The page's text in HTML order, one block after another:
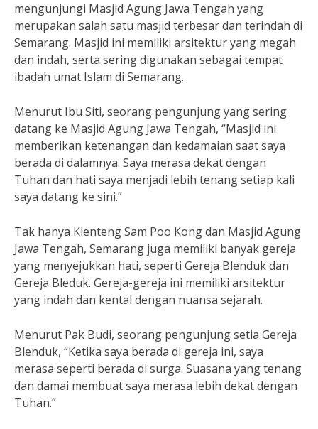
mengunjungi Masjid Agung Jawa Tengah yang
merupakan salah satu masjid terbesar dan terindah di
Semarang. Masjid ini memiliki arsitektur yang megah
dan indah, serta sering digunakan sebagai tempat
ibadah umat Islam di Semarang.
Menurut Ibu Siti, seorang pengunjung yang sering
datang ke Masjid Agung Jawa Tengah, “Masjid ini
memberikan ketenangan dan kedamaian saat saya
berada di dalamnya. Saya merasa dekat dengan
Tuhan dan hati saya menjadi lebih tenang setiap kali
saya datang ke sini.”
Tak hanya Klenteng Sam Poo Kong dan Masjid Agung
Jawa Tengah, Semarang juga memiliki banyak gereja
yang menyejukkan hati, seperti Gereja Blenduk dan
Gereja Bleduk. Gereja-gereja ini memiliki arsitektur
yang indah dan kental dengan nuansa sejarah.
Menurut Pak Budi, seorang pengunjung setia Gereja
Blenduk, “Ketika saya berada di gereja ini, saya
merasa seperti berada di surga. Suasana yang tenang
dan damai membuat saya merasa lebih dekat dengan
Tuhan.”